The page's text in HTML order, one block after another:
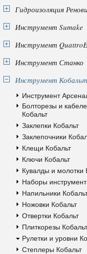
Гидроизоляция
Инструмент Sumake
Инструмент
Инструмент Станко
Инструмент Кобальт
Инструмент
Болторезы и
Кобальт
Заклепки Кобальт
Заклепочники
Клещи Кобальт
Ключи Кобальт
Кувалды и молотки
Наборы
Напильники
Ножовки Кобальт
Отвертки Кобальт
Плиткорезы Кобальт
Рулетки и уровни
Степлеры Кобальт